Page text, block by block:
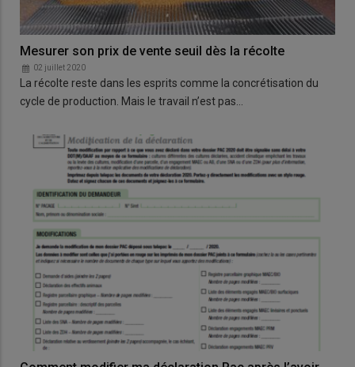
Mesurer son prix de vente seuil dès la récolte
02 juillet 2020
La récolte reste dans les esprits comme la concrétisation du
cycle de production. Mais le travail n’est pas…